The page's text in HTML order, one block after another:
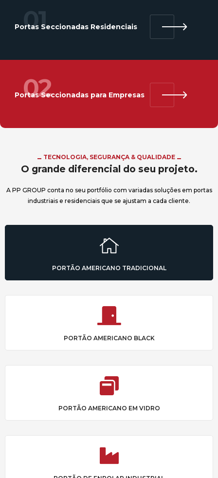
01
Portas Seccionadas Residenciais
02
Portas Seccionadas para Empresas
TECNOLOGIA, SEGURANÇA & QUALIDADE
O grande diferencial do seu projeto.
A PP GROUP conta no seu portfólio com variadas soluções em portas
industriais e residenciais que se ajustam a cada cliente.
PORTÃO AMERICANO TRADICIONAL
PORTÃO AMERICANO BLACK
PORTÃO AMERICANO EM VIDRO